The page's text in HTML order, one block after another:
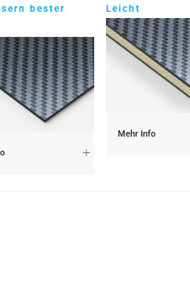
bester
Leicht
Mehr Info